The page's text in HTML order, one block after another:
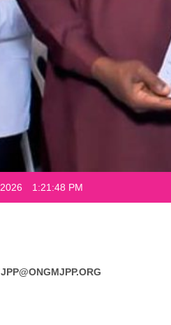
1:21:49 PM